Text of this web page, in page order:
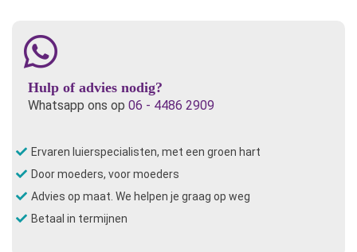
Hulp of advies nodig?
Whatsapp ons op 06 - 4486 2909
Ervaren luierspecialisten, met een groen hart
Door moeders, voor moeders
Advies op maat. We helpen je graag op weg
Betaal in termijnen